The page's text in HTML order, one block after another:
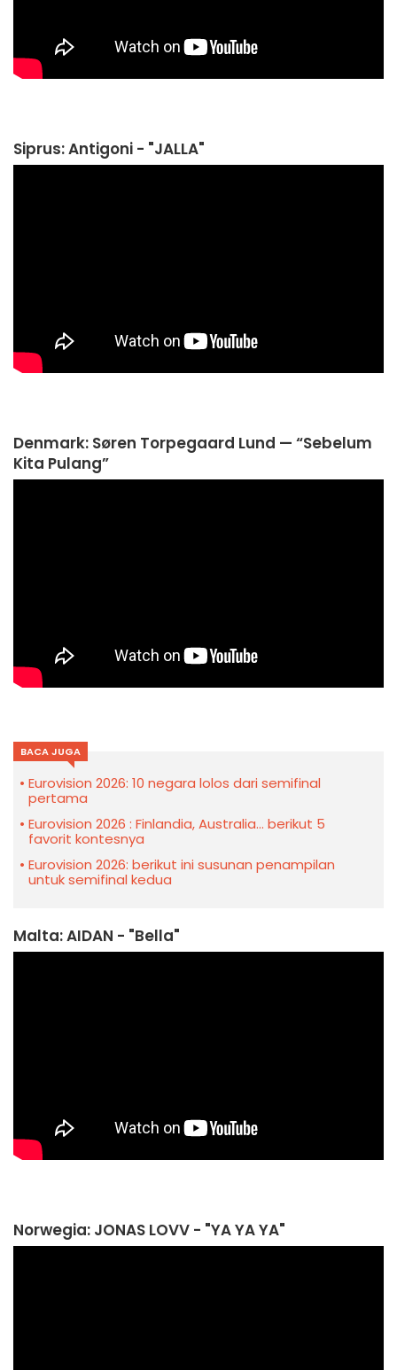
Siprus: Antigoni - "JALLA"
Denmark: Søren Torpegaard Lund — “Sebelum
Kita Pulang”
BACA JUGA
Eurovision 2026: 10 negara lolos dari semifinal
pertama
Eurovision 2026 : Finlandia, Australia... berikut 5
favorit kontesnya
Eurovision 2026: berikut ini susunan penampilan
untuk semifinal kedua
Malta: AIDAN - "Bella"
Norwegia: JONAS LOVV - "YA YA YA"